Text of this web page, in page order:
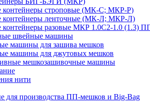
контейнеры строповые (МК-С; МКР-Р)
контейнеры ленточные (МК-Л; МКР-Л)
контейнеры разовые МКР 1.0С2-1.0 (1.3)
швейные машины
машины для зашива мешков
машины для джутовых мешков
мешкозашивочные машины
нити
для производства ПП-мешков и Big-Bag